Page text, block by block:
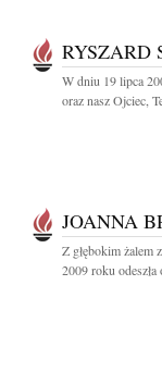
RYSZARD
W dniu 19 lipca
oraz nasz Ojciec,
JOANNA
Z głębokim żalem
2009 roku